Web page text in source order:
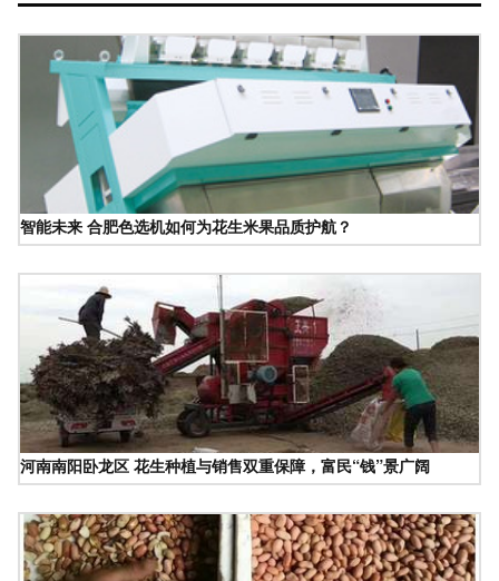
智能未来 合肥色选机如何为花生米果品质护航？
河南南阳卧龙区 花生种植与销售双重保障，富民“钱”景广阔